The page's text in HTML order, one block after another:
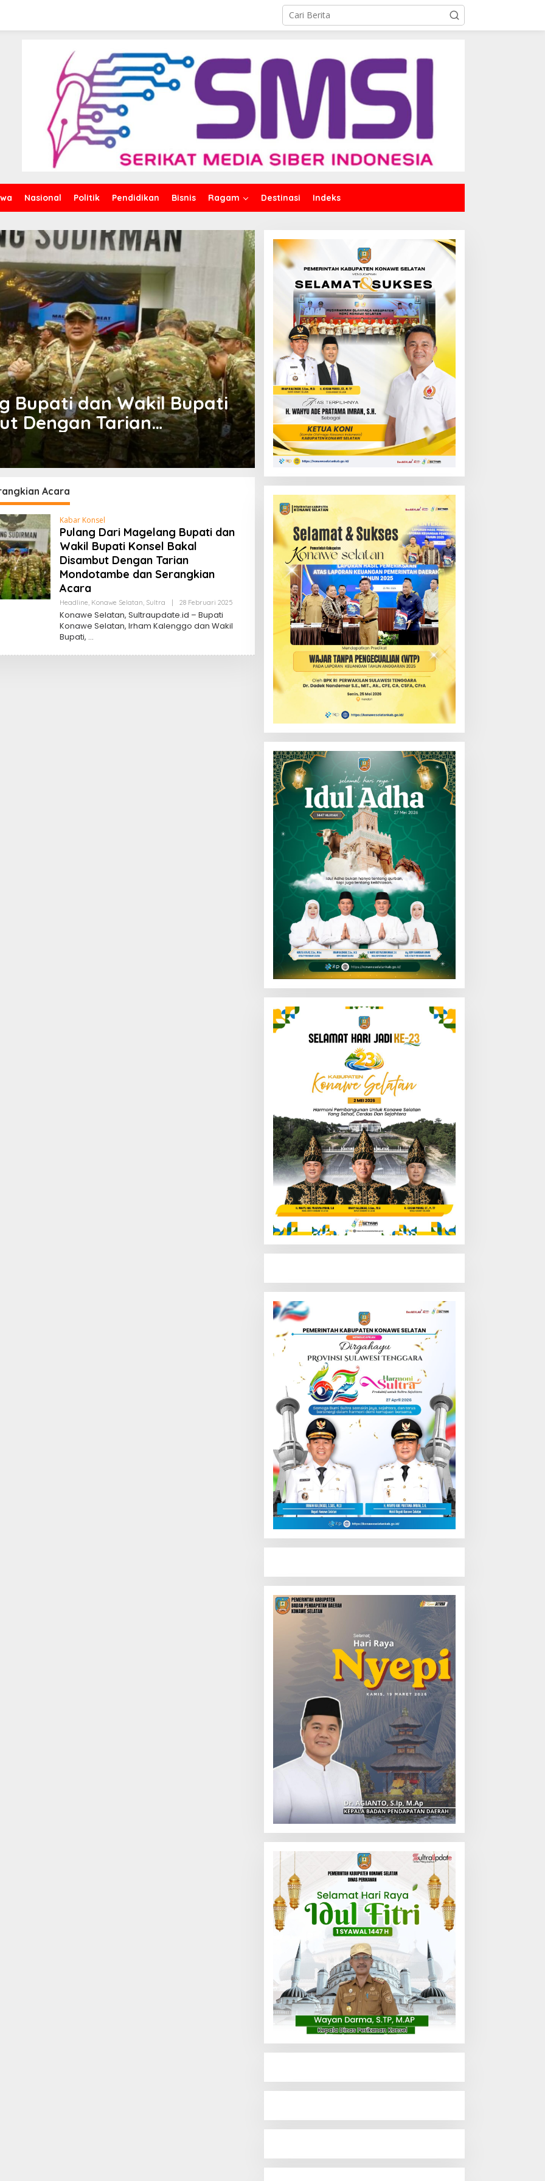
Nasional Politik Pendidikan Bisnis Ragam Destinasi Indeks
Bupati dan Wakil Bupati
Dengan Tarian
Acara
Acara
Kabar Konsel
Pulang Dari Magelang Bupati dan
Wakil Bupati Konsel Bakal
Disambut Dengan Tarian
Mondotambe dan Serangkian
Acara
Headline, Konawe Selatan, Sultra 28 Februari 2025Oleh
Konawe Selatan, Sultraupdate.id – Bupati
Konawe Selatan, Irham Kalenggo dan Wakil
Bupati,